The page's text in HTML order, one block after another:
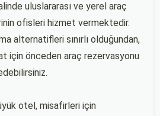
uluslararası ve yerel araç
ofisleri hizmet vermektedir.
alternatifleri sınırlı olduğundan,
için önceden araç rezervasyonu
otel, misafirleri için